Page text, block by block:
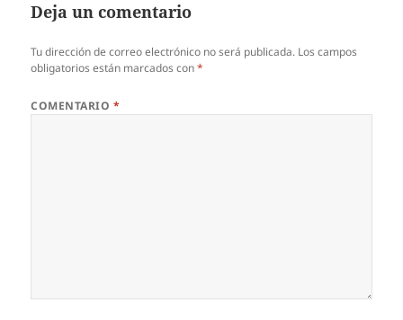
Deja un comentario
Tu dirección de correo electrónico no será publicada. Los campos
obligatorios están marcados con*
COMENTARIO *